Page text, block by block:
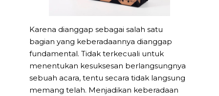
Karena dianggap sebagai salah satu
bagian yang keberadaannya dianggap
fundamental. Tidak terkecuali untuk
menentukan kesuksesan berlangsungnya
sebuah acara, tentu secara tidak langsung
memang telah. Menjadikan keberadaan